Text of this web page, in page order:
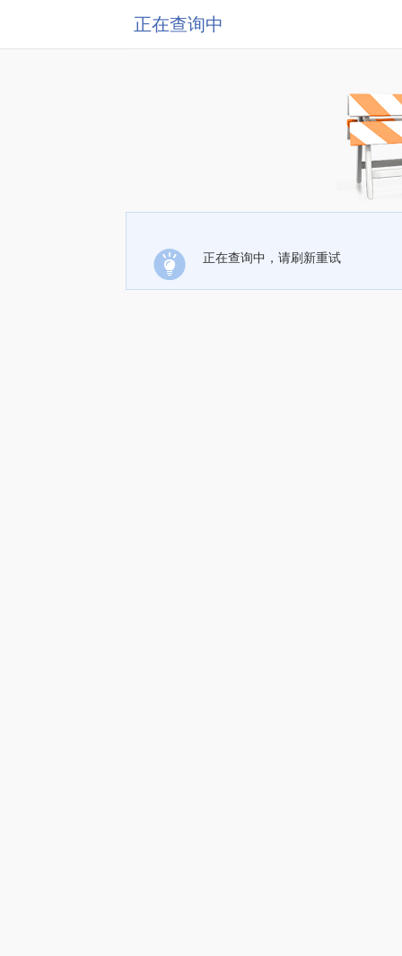
正在查询中
正在查询中，请刷新重试